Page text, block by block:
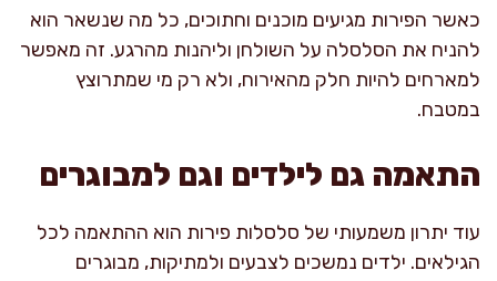
כאשר הפירות מגיעים מוכנים וחתוכים, כל מה שנשאר הוא
להניח את הסלסלה על השולחן וליהנות מהרגע. זה מאפשר
למארחים להיות חלק מהאירוח, ולא רק מי שמתרוצץ
במטבח.
התאמה גם לילדים וגם למבוגרים
עוד יתרון משמעותי של סלסלות פירות הוא ההתאמה לכל
הגילאים. ילדים נמשכים לצבעים ולמתיקות, מבוגרים